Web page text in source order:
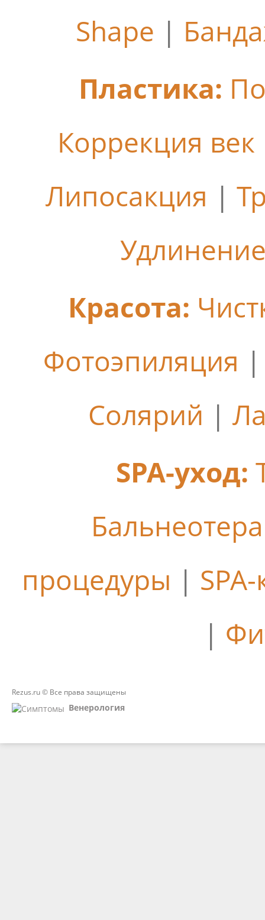
Shape |
Пластика:
Коррекция век
Липосакция |
Красота:
Фотоэпиляция
Солярий |
SPA-уход:
процедуры |
|
Rezus.ru © Все права защищены
Венерология